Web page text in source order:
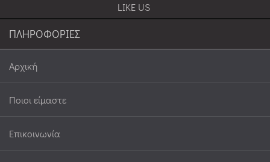
LIKE US
ΠΛΗΡΟΦΟΡΙΕΣ
Αρχική
Ποιοι είμαστε
Επικοινωνία